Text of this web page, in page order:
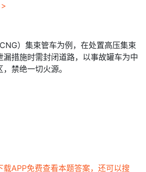
）集束管车为例，在处置高压集束
漏措施时需封闭道路，以事故罐车为中
禁绝一切火源。
载APP免费查看本题答案，还可以搜